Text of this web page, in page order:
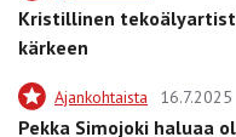
Kristillinen
kärkeen
Ajankohtaista 16.7.2025
Pekka Simojoki haluaa